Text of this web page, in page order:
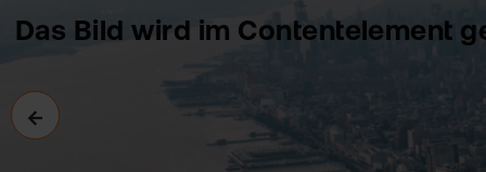
wird im Contentelement gepflegt